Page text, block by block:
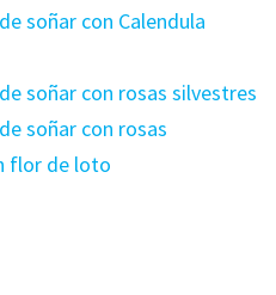
soñar con Calendula
soñar con rosas silvestres
soñar con rosas
flor de loto